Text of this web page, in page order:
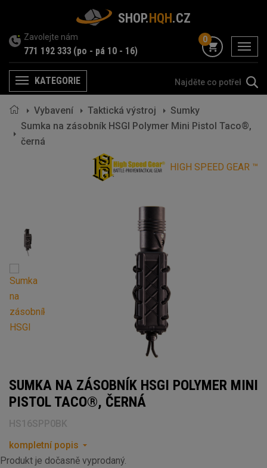
SHOP.HQH.CZ
Zavolejte nám
771 192 333 (po - pá 10 - 16) menu
0
MenuKATEGORIE
Vybavení Taktická výstroj
Sumky
Sumka na zásobník HSGI Polymer Mini Pistol Taco®,
černá
HIGH SPEED GEAR ™
SUMKA NA ZÁSOBNÍK HSGI POLYMER MINI
PISTOL TACO®, ČERNÁ
HS16SPP0BK
kompletní popis
Produkt je dočasně vyprodaný.